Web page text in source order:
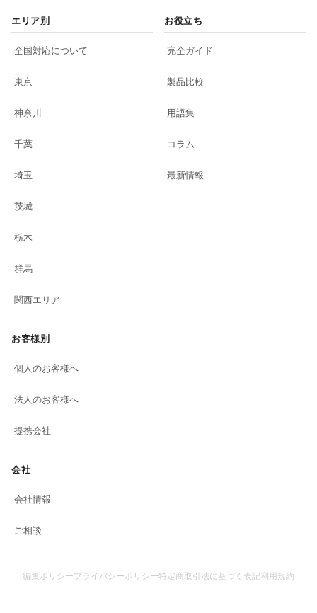
エリア別
全国対応について
東京
神奈川
千葉
埼玉
茨城
栃木
群馬
関西エリア
お役立ち
完全ガイド
製品比較
用語集
コラム
最新情報
お客様別
個人のお客様へ
法人のお客様へ
提携会社
会社
会社情報
ご相談
編集ポリシープライバシーポリシー特定商取引法に基づく表記利用規約